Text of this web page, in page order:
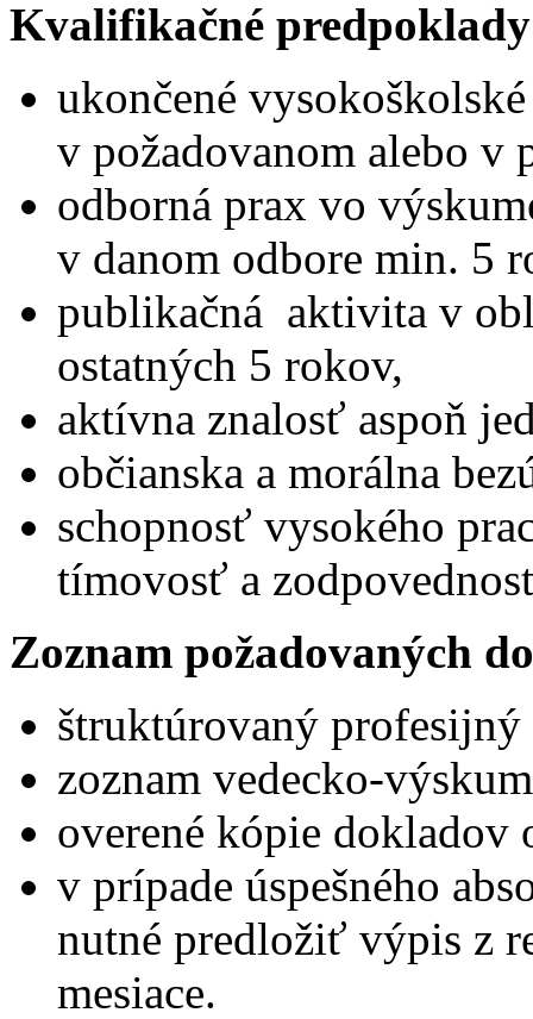
Kvalifikačné
ukončené
v požadovanom alebo v
odborná prax vo
v danom odbore min. 5
publikačná aktivita v
ostatných 5 rokov,
aktívna znalosť aspoň
občianska a morálna
schopnosť vysokého
tímovosť a
Zoznam požadovaných
štruktúrovaný
zoznam vedecko-
overené kópie dokladov
v prípade úspešného
nutné predložiť výpis z
mesiace.